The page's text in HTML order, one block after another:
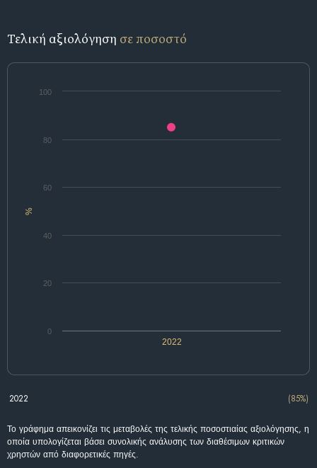
Τελική αξιολόγηση σε ποσοστό
%
2022
0
20
40
60
80
100
2022 (85%)
Το γράφημα απεικονίζει τις μεταβολές της τελικής ποσοστιαίας αξιολόγησης, η
οποία υπολογίζεται βάσει συνολικής ανάλυσης των διαθέσιμων κριτικών
χρηστών από διαφορετικές πηγές.